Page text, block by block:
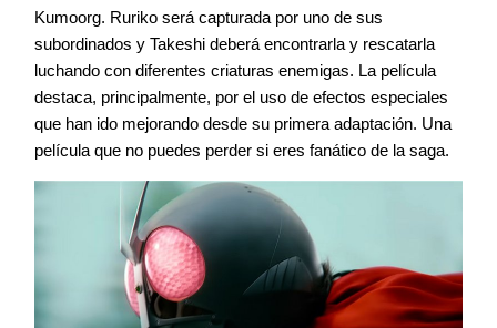
Kumoorg. Ruriko será capturada por uno de sus
subordinados y Takeshi deberá encontrarla y rescatarla
luchando con diferentes criaturas enemigas. La película
destaca, principalmente, por el uso de efectos especiales
que han ido mejorando desde su primera adaptación. Una
película que no puedes perder si eres fanático de la saga.